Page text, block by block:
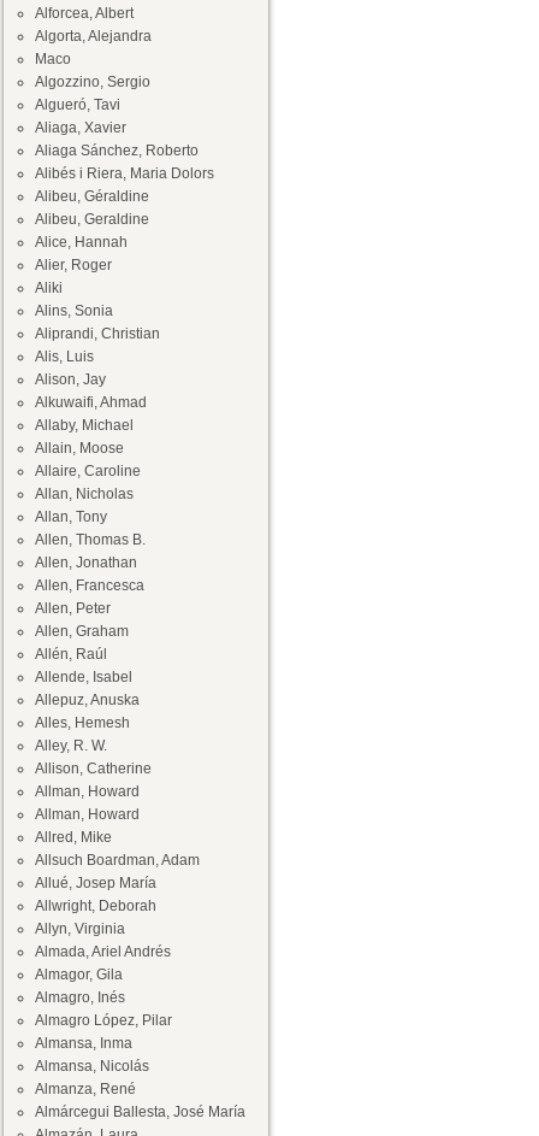
Alforcea, Albert
Algorta, Alejandra
Maco
Algozzino, Sergio
Algueró, Tavi
Aliaga, Xavier
Aliaga Sánchez, Roberto
Alibés i Riera, Maria Dolors
Alibeu, Géraldine
Alibeu, Geraldine
Alice, Hannah
Alier, Roger
Aliki
Alins, Sonia
Aliprandi, Christian
Alis, Luis
Alison, Jay
Alkuwaifi, Ahmad
Allaby, Michael
Allain, Moose
Allaire, Caroline
Allan, Nicholas
Allan, Tony
Allen, Thomas B.
Allen, Jonathan
Allen, Francesca
Allen, Peter
Allen, Graham
Allén, Raúl
Allende, Isabel
Allepuz, Anuska
Alles, Hemesh
Alley, R. W.
Allison, Catherine
Allman, Howard
Allman, Howard
Allred, Mike
Allsuch Boardman, Adam
Allué, Josep María
Allwright, Deborah
Allyn, Virginia
Almada, Ariel Andrés
Almagor, Gila
Almagro, Inés
Almagro López, Pilar
Almansa, Inma
Almansa, Nicolás
Almanza, René
Almárcegui Ballesta, José María